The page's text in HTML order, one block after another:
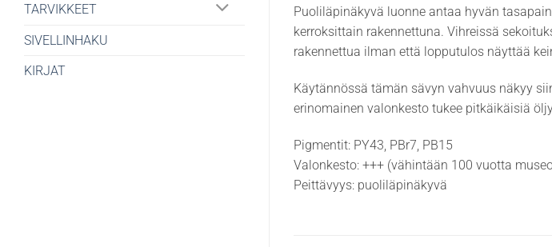
TARVIKKEET
SIVELLINHAKU
KIRJAT
Puoliläpinäkyvä luonne antaa hyvän
kerroksittain rakennettuna. Vihreissä
rakennettua ilman että lopputulos näyttää
Käytännössä tämän sävyn vahvuus näkyy
erinomainen valonkesto tukee pitkäikäisiä
Pigmentit: PY43, PBr7, PB15
Valonkesto: +++ (vähintään 100 vuotta
Peittävyys: puoliläpinäkyvä